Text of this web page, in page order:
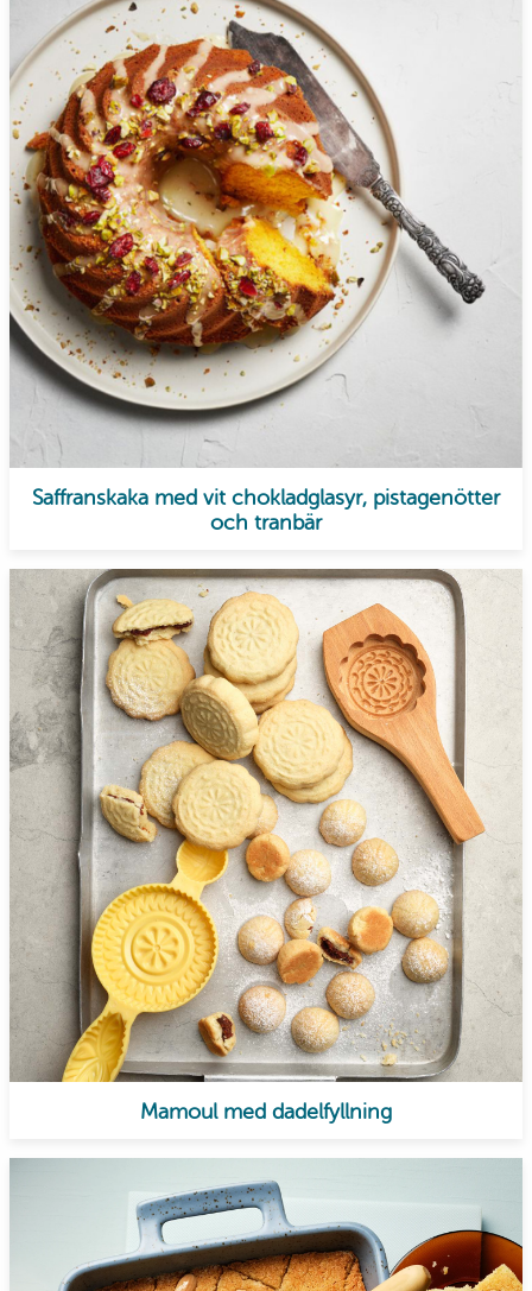
Saffranskaka med vit chokladglasyr, pistagenötter
och tranbär
Mamoul med dadelfyllning